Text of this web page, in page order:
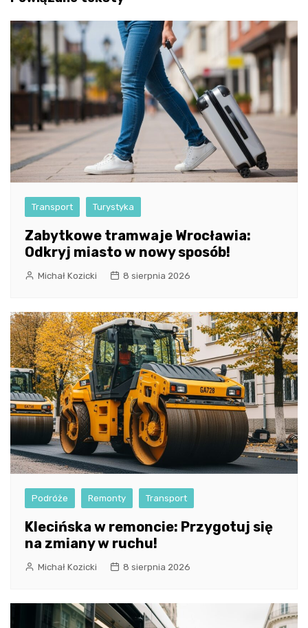
Transport Turystyka
Zabytkowe tramwaje Wrocławia:
Odkryj miasto w nowy sposób!
Michał Kozicki 8 sierpnia 2026
Podróże Remonty Transport
Klecińska w remoncie: Przygotuj się
na zmiany w ruchu!
Michał Kozicki 8 sierpnia 2026